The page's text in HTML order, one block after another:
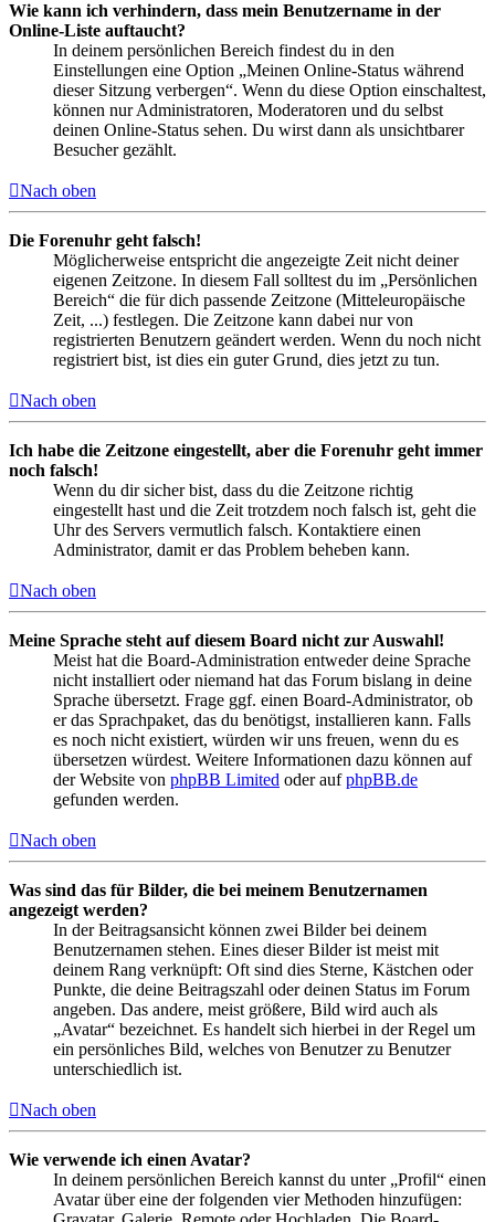
Wie kann ich verhindern, dass mein Benutzername in der
Online-Liste auftaucht?
In deinem persönlichen Bereich findest du in den
Einstellungen eine Option „Meinen Online-Status während
dieser Sitzung verbergen“. Wenn du diese Option einschaltest,
können nur Administratoren, Moderatoren und du selbst
deinen Online-Status sehen. Du wirst dann als unsichtbarer
Besucher gezählt.
Nach oben
Die Forenuhr geht falsch!
Möglicherweise entspricht die angezeigte Zeit nicht deiner
eigenen Zeitzone. In diesem Fall solltest du im „Persönlichen
Bereich“ die für dich passende Zeitzone (Mitteleuropäische
Zeit, ...) festlegen. Die Zeitzone kann dabei nur von
registrierten Benutzern geändert werden. Wenn du noch nicht
registriert bist, ist dies ein guter Grund, dies jetzt zu tun.
Nach oben
Ich habe die Zeitzone eingestellt, aber die Forenuhr geht immer
noch falsch!
Wenn du dir sicher bist, dass du die Zeitzone richtig
eingestellt hast und die Zeit trotzdem noch falsch ist, geht die
Uhr des Servers vermutlich falsch. Kontaktiere einen
Administrator, damit er das Problem beheben kann.
Nach oben
Meine Sprache steht auf diesem Board nicht zur Auswahl!
Meist hat die Board-Administration entweder deine Sprache
nicht installiert oder niemand hat das Forum bislang in deine
Sprache übersetzt. Frage ggf. einen Board-Administrator, ob
er das Sprachpaket, das du benötigst, installieren kann. Falls
es noch nicht existiert, würden wir uns freuen, wenn du es
übersetzen würdest. Weitere Informationen dazu können auf
der Website von phpBB Limited oder aufphpBB.de
gefunden werden.
Nach oben
Was sind das für Bilder, die bei meinem Benutzernamen
angezeigt werden?
In der Beitragsansicht können zwei Bilder bei deinem
Benutzernamen stehen. Eines dieser Bilder ist meist mit
deinem Rang verknüpft: Oft sind dies Sterne, Kästchen oder
Punkte, die deine Beitragszahl oder deinen Status im Forum
angeben. Das andere, meist größere, Bild wird auch als
„Avatar“ bezeichnet. Es handelt sich hierbei in der Regel um
ein persönliches Bild, welches von Benutzer zu Benutzer
unterschiedlich ist.
Nach oben
Wie verwende ich einen Avatar?
In deinem persönlichen Bereich kannst du unter „Profil“ einen
Avatar über eine der folgenden vier Methoden hinzufügen: